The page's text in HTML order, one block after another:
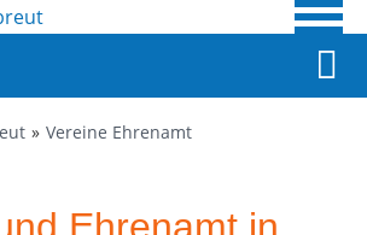
Vereine Ehrenamt